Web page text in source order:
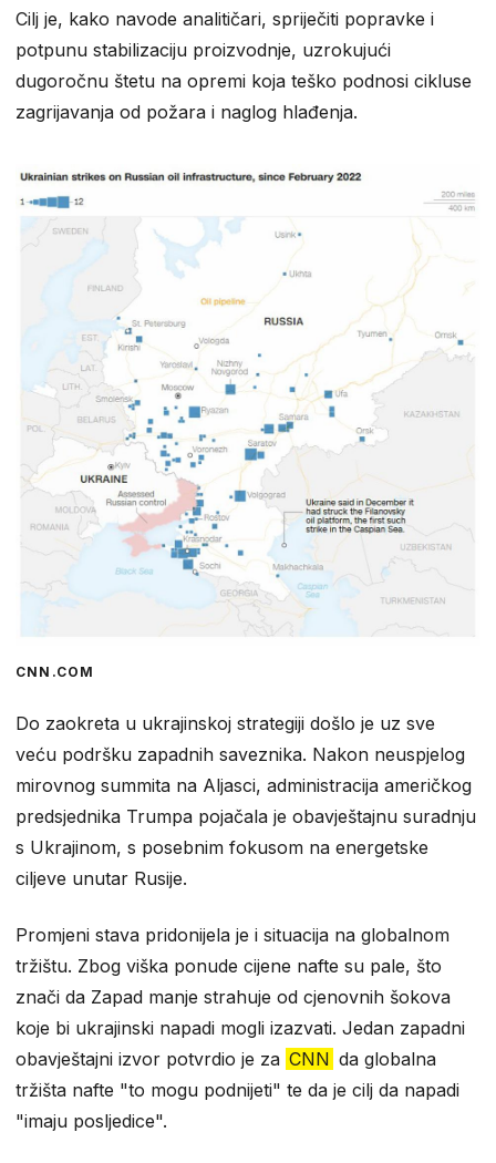
Cilj je, kako navode analitičari, spriječiti popravke i
potpunu stabilizaciju proizvodnje, uzrokujući
dugoročnu štetu na opremi koja teško podnosi cikluse
zagrijavanja od požara i naglog hlađenja.
CNN.COM
Do zaokreta u ukrajinskoj strategiji došlo je uz sve
veću podršku zapadnih saveznika. Nakon neuspjelog
mirovnog summita na Aljasci, administracija američkog
predsjednika Trumpa pojačala je obavještajnu suradnju
s Ukrajinom, s posebnim fokusom na energetske
ciljeve unutar Rusije.
Promjeni stava pridonijela je i situacija na globalnom
tržištu. Zbog viška ponude cijene nafte su pale, što
znači da Zapad manje strahuje od cjenovnih šokova
koje bi ukrajinski napadi mogli izazvati. Jedan zapadni
obavještajni izvor potvrdio je za CNN da globalna
tržišta nafte "to mogu podnijeti" te da je cilj da napadi
"imaju posljedice".